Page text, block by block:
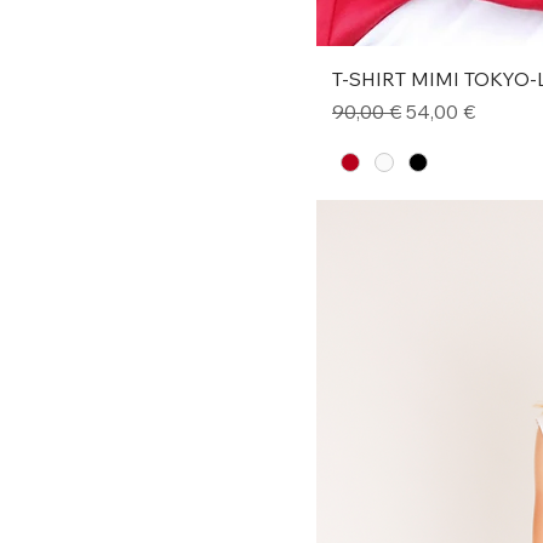
T-SHIRT MIMI TOKYO-
Prezzo regolare
90,00 € Prezzo scontato
54,00 €